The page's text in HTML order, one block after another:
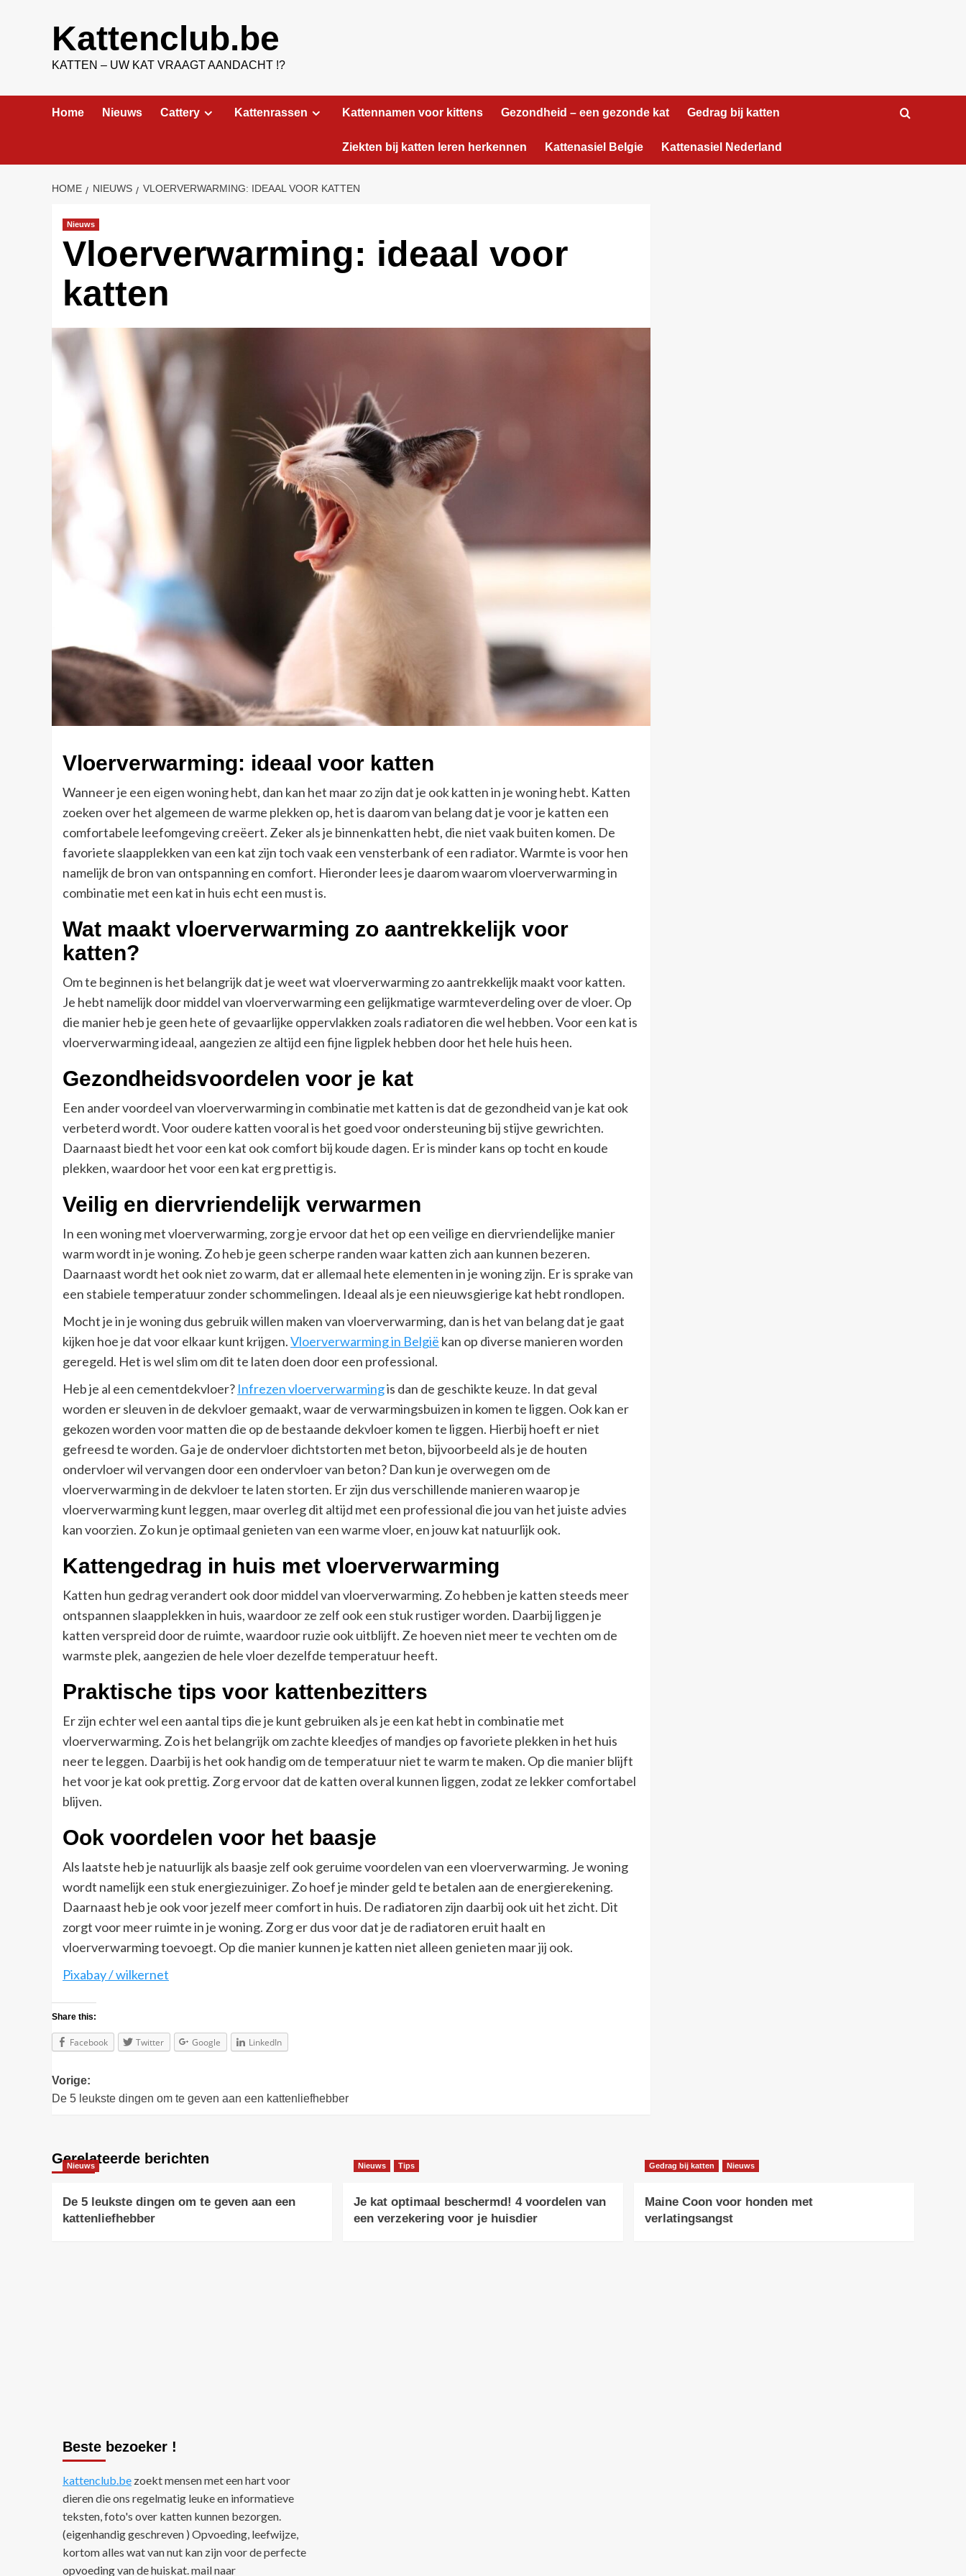
Kattenclub.be
KATTEN – UW KAT VRAAGT AANDACHT !?
Home Nieuws Cattery Kattenrassen Kattennamen voor kittens Gezondheid – een gezonde kat Gedrag bij katten
Ziekten bij katten leren herkennen Kattenasiel Belgie Kattenasiel Nederland
HOME NIEUWS VLOERVERWARMING: IDEAAL VOOR KATTEN
Nieuws
Vloerverwarming: ideaal voor
katten
Vloerverwarming: ideaal voor katten
Wanneer je een eigen woning hebt, dan kan het maar zo zijn dat je ook katten in je woning hebt. Katten
zoeken over het algemeen de warme plekken op, het is daarom van belang dat je voor je katten een
comfortabele leefomgeving creëert. Zeker als je binnenkatten hebt, die niet vaak buiten komen. De
favoriete slaapplekken van een kat zijn toch vaak een vensterbank of een radiator. Warmte is voor hen
namelijk de bron van ontspanning en comfort. Hieronder lees je daarom waarom vloerverwarming in
combinatie met een kat in huis echt een must is.
Wat maakt vloerverwarming zo aantrekkelijk voor
katten?
Om te beginnen is het belangrijk dat je weet wat vloerverwarming zo aantrekkelijk maakt voor katten.
Je hebt namelijk door middel van vloerverwarming een gelijkmatige warmteverdeling over de vloer. Op
die manier heb je geen hete of gevaarlijke oppervlakken zoals radiatoren die wel hebben. Voor een kat is
vloerverwarming ideaal, aangezien ze altijd een fijne ligplek hebben door het hele huis heen.
Gezondheidsvoordelen voor je kat
Een ander voordeel van vloerverwarming in combinatie met katten is dat de gezondheid van je kat ook
verbeterd wordt. Voor oudere katten vooral is het goed voor ondersteuning bij stijve gewrichten.
Daarnaast biedt het voor een kat ook comfort bij koude dagen. Er is minder kans op tocht en koude
plekken, waardoor het voor een kat erg prettig is.
Veilig en diervriendelijk verwarmen
In een woning met vloerverwarming, zorg je ervoor dat het op een veilige en diervriendelijke manier
warm wordt in je woning. Zo heb je geen scherpe randen waar katten zich aan kunnen bezeren.
Daarnaast wordt het ook niet zo warm, dat er allemaal hete elementen in je woning zijn. Er is sprake van
een stabiele temperatuur zonder schommelingen. Ideaal als je een nieuwsgierige kat hebt rondlopen.
Mocht je in je woning dus gebruik willen maken van vloerverwarming, dan is het van belang dat je gaat
kijken hoe je dat voor elkaar kunt krijgen.Vloerverwarming in België kan op diverse manieren worden
geregeld. Het is wel slim om dit te laten doen door een professional.
Heb je al een cementdekvloer? Infrezen vloerverwarmingis dan de geschikte keuze. In dat geval
worden er sleuven in de dekvloer gemaakt, waar de verwarmingsbuizen in komen te liggen. Ook kan er
gekozen worden voor matten die op de bestaande dekvloer komen te liggen. Hierbij hoeft er niet
gefreesd te worden. Ga je de ondervloer dichtstorten met beton, bijvoorbeeld als je de houten
ondervloer wil vervangen door een ondervloer van beton? Dan kun je overwegen om de
vloerverwarming in de dekvloer te laten storten. Er zijn dus verschillende manieren waarop je
vloerverwarming kunt leggen, maar overleg dit altijd met een professional die jou van het juiste advies
kan voorzien. Zo kun je optimaal genieten van een warme vloer, en jouw kat natuurlijk ook.
Kattengedrag in huis met vloerverwarming
Katten hun gedrag verandert ook door middel van vloerverwarming. Zo hebben je katten steeds meer
ontspannen slaapplekken in huis, waardoor ze zelf ook een stuk rustiger worden. Daarbij liggen je
katten verspreid door de ruimte, waardoor ruzie ook uitblijft. Ze hoeven niet meer te vechten om de
warmste plek, aangezien de hele vloer dezelfde temperatuur heeft.
Praktische tips voor kattenbezitters
Er zijn echter wel een aantal tips die je kunt gebruiken als je een kat hebt in combinatie met
vloerverwarming. Zo is het belangrijk om zachte kleedjes of mandjes op favoriete plekken in het huis
neer te leggen. Daarbij is het ook handig om de temperatuur niet te warm te maken. Op die manier blijft
het voor je kat ook prettig. Zorg ervoor dat de katten overal kunnen liggen, zodat ze lekker comfortabel
blijven.
Ook voordelen voor het baasje
Als laatste heb je natuurlijk als baasje zelf ook geruime voordelen van een vloerverwarming. Je woning
wordt namelijk een stuk energiezuiniger. Zo hoef je minder geld te betalen aan de energierekening.
Daarnaast heb je ook voor jezelf meer comfort in huis. De radiatoren zijn daarbij ook uit het zicht. Dit
zorgt voor meer ruimte in je woning. Zorg er dus voor dat je de radiatoren eruit haalt en
vloerverwarming toevoegt. Op die manier kunnen je katten niet alleen genieten maar jij ook.
Pixabay / wilkernet
Share this:
Facebook Twitter Google LinkedIn
Bericht
navigatie
Vorige:
De 5 leukste dingen om te geven aan een kattenliefhebber
Gerelateerde berichten
Nieuws
De 5 leukste dingen om te geven aan een
kattenliefhebber
Nieuws Tips
Je kat optimaal beschermd! 4 voordelen van
een verzekering voor je huisdier
Gedrag bij katten Nieuws
Maine Coon voor honden met
verlatingsangst
Beste bezoeker !
kattenclub.be zoekt mensen met een hart voor
dieren die ons regelmatig leuke en informatieve
teksten, foto's over katten kunnen bezorgen.
(eigenhandig geschreven ) Opvoeding, leefwijze,
kortom alles wat van nut kan zijn voor de perfecte
opvoeding van de huiskat. mail naar